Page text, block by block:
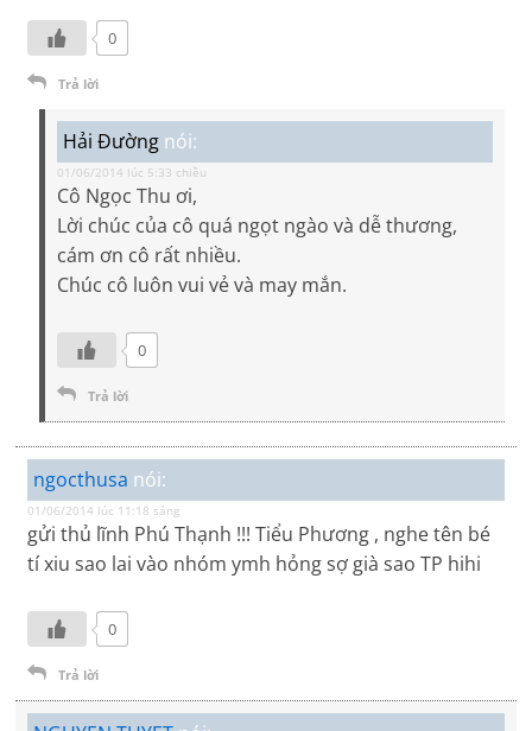
0
Trả lời
Hải Đường nói:
01/06/2014 lúc 5:33 chiều
Cô Ngọc Thu ơi,
Lời chúc của cô quá ngọt ngào và dễ thương,
cám ơn cô rất nhiều.
Chúc cô luôn vui vẻ và may mắn.
0
Trả lời
ngocthusa nói:
01/06/2014 lúc 11:18 sáng
gửi thủ lĩnh Phú Thạnh !!! Tiểu Phương , nghe tên bé
tí xiu sao lai vào nhóm ymh hỏng sợ già sao TP hihi
0
Trả lời